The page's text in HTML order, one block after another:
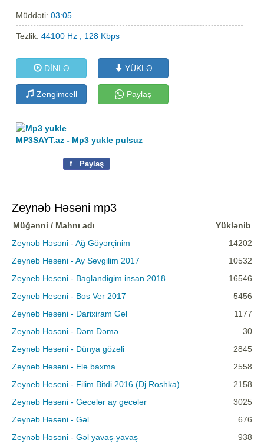
Müddəti:03:05
Tezlik:44100 Hz , 128 Kbps
DİNLƏ YÜKLƏ
Zengimcell Paylaş
MP3SAYT.az - Mp3 yukle pulsuz
f Paylaş
Zeynəb Həsəni mp3
Müğənni / Mahnı adı
Yüklənib
Zeynəb Həsəni - Ağ Göyərçinim
14202
Zeyneb Heseni - Ay Sevgilim 2017
10532
Zeyneb Heseni - Baglandigim insan 2018
16546
Zeyneb Heseni - Bos Ver 2017
5456
Zeynəb Həsəni - Darixiram Gəl
1177
Zeynəb Həsəni - Dəm Dəmə
30
Zeynəb Həsəni - Dünya gözəli
2845
Zeynəb Həsəni - Elə baxma
2558
Zeyneb Heseni - Filim Bitdi 2016 (Dj Roshka)
2158
Zeynəb Həsəni - Gecələr ay gecələr
3025
Zeynəb Həsəni - Gəl
676
Zeynəb Həsəni - Gəl yavaş-yavaş
938